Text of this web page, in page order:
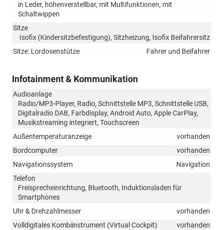
in Leder, höhenverstellbar, mit Multifunktionen, mit
Schaltwippen
Sitze
Isofix (Kindersitzbefestigung), Sitzheizung, Isofix Beifahrersitz
Sitze: Lordosenstütze
Fahrer und Beifahrer
Infotainment & Kommunikation
Audioanlage
Radio/MP3-Player, Radio, Schnittstelle MP3, Schnittstelle USB,
Digitalradio DAB, Farbdisplay, Android Auto, Apple CarPlay,
Musikstreaming integriert, Touchscreen
Außentemperaturanzeige
vorhanden
Bordcomputer
vorhanden
Navigationssystem
Navigation
Telefon
Freisprecheinrichtung, Bluetooth, Induktionsladen für
Smartphones
Uhr & Drehzahlmesser
vorhanden
Volldigitales Kombiinstrument (Virtual Cockpit)
vorhanden